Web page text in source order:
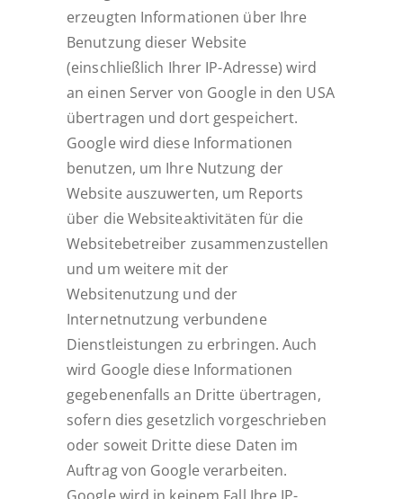
erzeugten Informationen über Ihre
Benutzung dieser Website
(einschließlich Ihrer IP-Adresse) wird
an einen Server von Google in den USA
übertragen und dort gespeichert.
Google wird diese Informationen
benutzen, um Ihre Nutzung der
Website auszuwerten, um Reports
über die Websiteaktivitäten für die
Websitebetreiber zusammenzustellen
und um weitere mit der
Websitenutzung und der
Internetnutzung verbundene
Dienstleistungen zu erbringen. Auch
wird Google diese Informationen
gegebenenfalls an Dritte übertragen,
sofern dies gesetzlich vorgeschrieben
oder soweit Dritte diese Daten im
Auftrag von Google verarbeiten.